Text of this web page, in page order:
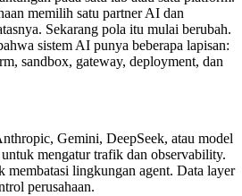
memilih satu partner AI dan
Sekarang pola itu mulai berubah.
sistem AI punya beberapa lapisan:
sandbox, gateway, deployment, dan
Gemini, DeepSeek, atau model
mengatur trafik dan observability.
membatasi lingkungan agent. Data layer
perusahaan.